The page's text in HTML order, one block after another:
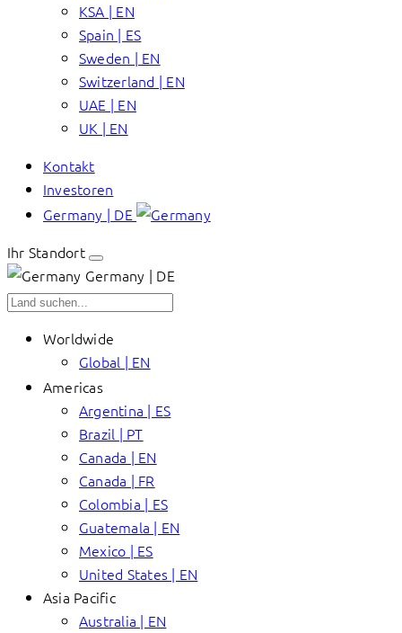
KSA | EN
Spain | ES
Sweden | EN
Switzerland | EN
UAE | EN
UK | EN
Kontakt
Investoren
Germany | DE
Ihr Standort
Germany | DE
Worldwide
Global | EN
Americas
Argentina | ES
Brazil | PT
Canada | EN
Canada | FR
Colombia | ES
Guatemala | EN
Mexico | ES
United States | EN
Asia Pacific
Australia | EN